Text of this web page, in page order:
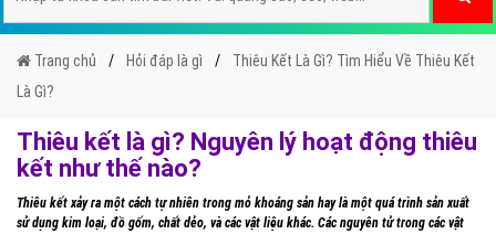
Trang chủ Hỏi đáp là gì
Thiêu Kết Là Gì? Tìm Hiểu Về Thiêu Kết
Là Gì?
Thiêu kết là gì? Nguyên lý hoạt động thiêu
kết như thế nào?
Thiêu kết xảy ra một cách tự nhiên trong mỏ khoáng sản hay là một quá trình sản xuất
sử dụng kim loại, đồ gốm, chất dẻo, và các vật liệu khác. Các nguyên tử trong các vật